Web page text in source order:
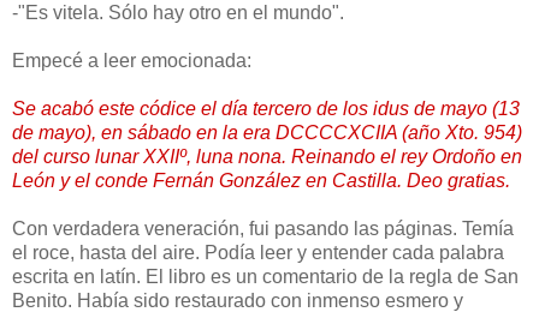
-"Es vitela. Sólo hay otro en el mundo".
Empecé a leer emocionada:
Se acabó este códice el día tercero de los idus de mayo (13
de mayo), en sábado en la era DCCCCXCIIA (año Xto. 954)
del curso lunar XXIIº, luna nona. Reinando el rey Ordoño en
León y el conde Fernán González en Castilla. Deo gratias.
Con verdadera veneración, fui pasando las páginas. Temía
el roce, hasta del aire. Podía leer y entender cada palabra
escrita en latín. El libro es un comentario de la regla de San
Benito. Había sido restaurado con inmenso esmero y